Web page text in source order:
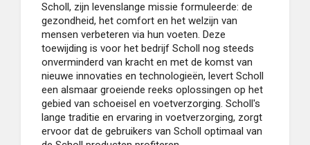
Scholl, zijn levenslange missie formuleerde: de
gezondheid, het comfort en het welzijn van
mensen verbeteren via hun voeten. Deze
toewijding is voor het bedrijf Scholl nog steeds
onverminderd van kracht en met de komst van
nieuwe innovaties en technologieën, levert Scholl
een alsmaar groeiende reeks oplossingen op het
gebied van schoeisel en voetverzorging. Scholl's
lange traditie en ervaring in voetverzorging, zorgt
ervoor dat de gebruikers van Scholl optimaal van